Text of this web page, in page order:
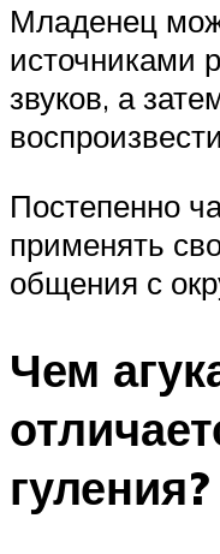
Младенец
источниками
звуков, а
Постепенно
применять
общения с
Чем
гуления?